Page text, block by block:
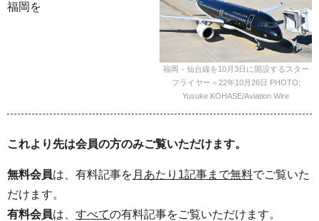
福岡－仙台線を10月3日に開設するスター
フライヤー＝22年10月26日 PHOTO:
Yusuke KOHASE/Aviation Wire
福岡を
これより先は会員の方のみご覧いただけます。
無料会員は、有料記事を 月あたり1記事まで無料でご覧いた
だけます。
有料会員は、 すべての有料記事をご覧いただけます。